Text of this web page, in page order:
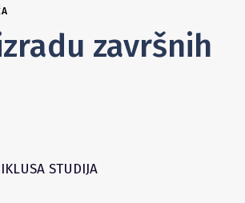
završnih
STUDIJA